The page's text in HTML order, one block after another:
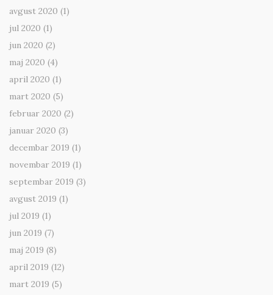
avgust 2020 (1)
jul 2020 (1)
jun 2020 (2)
maj 2020 (4)
april 2020 (1)
mart 2020 (5)
februar 2020 (2)
januar 2020 (3)
decembar 2019 (1)
novembar 2019 (1)
septembar 2019 (3)
avgust 2019 (1)
jul 2019 (1)
jun 2019 (7)
maj 2019 (8)
april 2019 (12)
mart 2019 (5)